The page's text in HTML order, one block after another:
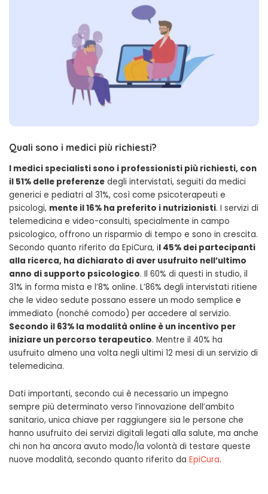
Quali sono i medici più richiesti?
I medici specialisti sono i professionisti più richiesti, con
il 51% delle preferenze degli intervistati, seguiti da medici
generici e pediatri al 31%, così come psicoterapeuti e
psicologi, mente il 16% ha preferito i nutrizionisti. I servizi di
telemedicina e video-consulti, specialmente in campo
psicologico, offrono un risparmio di tempo e sono in crescita.
Secondo quanto riferito da EpiCura, il 45% dei partecipanti
alla ricerca, ha dichiarato di aver usufruito nell’ultimo
anno di supporto psicologico. Il 60% di questi in studio, il
31% in forma mista e l’8% online. L’86% degli intervistati ritiene
che le video sedute possano essere un modo semplice e
immediato (nonché comodo) per accedere al servizio.
Secondo il 63% la modalità online è un incentivo per
iniziare un percorso terapeutico. Mentre il 40% ha
usufruito almeno una volta negli ultimi 12 mesi di un servizio di
telemedicina.
Dati importanti, secondo cui è necessario un impegno
sempre più determinato verso l’innovazione dell’ambito
sanitario, unica chiave per raggiungere sia le persone che
hanno usufruito dei servizi digitali legati alla salute, ma anche
chi non ha ancora avuto modo/la volontà di testare queste
nuove modalità, secondo quanto riferito da EpiCura.